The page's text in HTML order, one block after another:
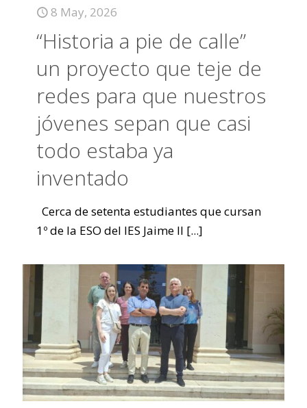
8 May, 2026
“Historia a pie de calle”
un proyecto que teje de
redes para que nuestros
jóvenes sepan que casi
todo estaba ya
inventado
Cerca de setenta estudiantes que cursan
1º de la ESO del IES Jaime II [...]